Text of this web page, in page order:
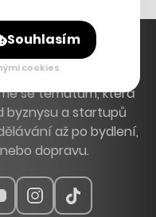
se tématům, která
byznysu a startupů
až po bydlení,
dopravu.
Souhlasím
cookies